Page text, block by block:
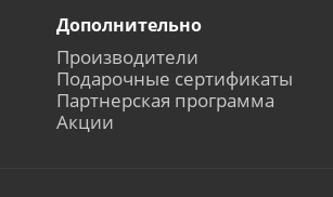
Дополнительно
Производители
Подарочные сертификаты
Партнерская программа
Акции